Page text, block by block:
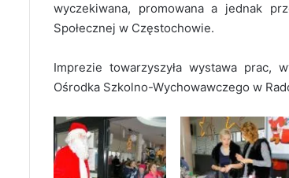
wyczekiwana, promowana a jednak
Społecznej w Częstochowie.
Imprezie towarzyszyła wystawa prac,
Ośrodka Szkolno-Wychowawczego w